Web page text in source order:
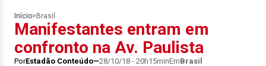
Início> Brasil
Manifestantes entram em
confronto na Av. Paulista
PorEstadão Conteúdo 28/10/18 - 20h15minEmBrasil